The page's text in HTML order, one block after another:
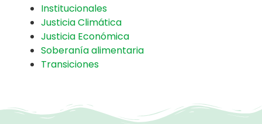
Institucionales
Justicia Climática
Justicia Económica
Soberanía alimentaria
Transiciones